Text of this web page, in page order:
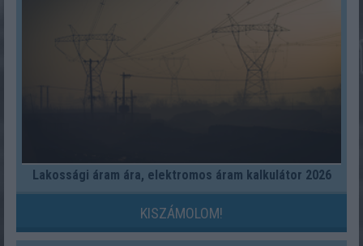
Lakossági áram ára, elektromos áram kalkulátor 2026
KISZÁMOLOM!